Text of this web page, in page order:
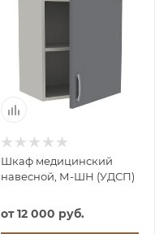
Шкаф медицинский
навесной, М-ШН (УДСП)
от12 000 руб.